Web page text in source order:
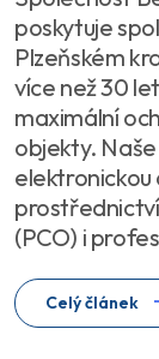
poskytuje
Plzeňském
více než 30
maximální
objekty.
(PCO) i
Celý článek